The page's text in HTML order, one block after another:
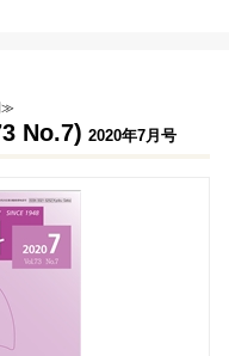
≫
No.7) 2020年7月号